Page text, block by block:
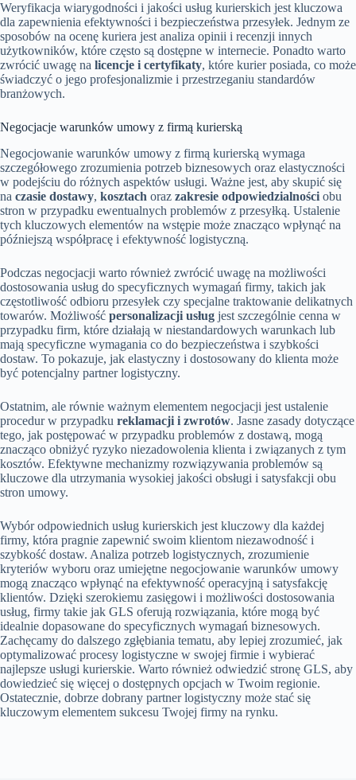
Weryfikacja wiarygodności i jakości usług kurierskich jest kluczowa
dla zapewnienia efektywności i bezpieczeństwa przesyłek. Jednym ze
sposobów na ocenę kuriera jest analiza opinii i recenzji innych
użytkowników, które często są dostępne w internecie. Ponadto warto
zwrócić uwagę na licencje i certyfikaty, które kurier posiada, co może
świadczyć o jego profesjonalizmie i przestrzeganiu standardów
branżowych.
Negocjacje warunków umowy z firmą kurierską
Negocjowanie warunków umowy z firmą kurierską wymaga
szczegółowego zrozumienia potrzeb biznesowych oraz elastyczności
w podejściu do różnych aspektów usługi. Ważne jest, aby skupić się
na czasie dostawy, kosztach oraz zakresie odpowiedzialności obu
stron w przypadku ewentualnych problemów z przesyłką. Ustalenie
tych kluczowych elementów na wstępie może znacząco wpłynąć na
późniejszą współpracę i efektywność logistyczną.
Podczas negocjacji warto również zwrócić uwagę na możliwości
dostosowania usług do specyficznych wymagań firmy, takich jak
częstotliwość odbioru przesyłek czy specjalne traktowanie delikatnych
towarów. Możliwość personalizacji usług jest szczególnie cenna w
przypadku firm, które działają w niestandardowych warunkach lub
mają specyficzne wymagania co do bezpieczeństwa i szybkości
dostaw. To pokazuje, jak elastyczny i dostosowany do klienta może
być potencjalny partner logistyczny.
Ostatnim, ale równie ważnym elementem negocjacji jest ustalenie
procedur w przypadku reklamacji i zwrotów. Jasne zasady dotyczące
tego, jak postępować w przypadku problemów z dostawą, mogą
znacząco obniżyć ryzyko niezadowolenia klienta i związanych z tym
kosztów. Efektywne mechanizmy rozwiązywania problemów są
kluczowe dla utrzymania wysokiej jakości obsługi i satysfakcji obu
stron umowy.
Wybór odpowiednich usług kurierskich jest kluczowy dla każdej
firmy, która pragnie zapewnić swoim klientom niezawodność i
szybkość dostaw. Analiza potrzeb logistycznych, zrozumienie
kryteriów wyboru oraz umiejętne negocjowanie warunków umowy
mogą znacząco wpłynąć na efektywność operacyjną i satysfakcję
klientów. Dzięki szerokiemu zasięgowi i możliwości dostosowania
usług, firmy takie jak GLS oferują rozwiązania, które mogą być
idealnie dopasowane do specyficznych wymagań biznesowych.
Zachęcamy do dalszego zgłębiania tematu, aby lepiej zrozumieć, jak
optymalizować procesy logistyczne w swojej firmie i wybierać
najlepsze usługi kurierskie. Warto również odwiedzić stronę GLS, aby
dowiedzieć się więcej o dostępnych opcjach w Twoim regionie.
Ostatecznie, dobrze dobrany partner logistyczny może stać się
kluczowym elementem sukcesu Twojej firmy na rynku.